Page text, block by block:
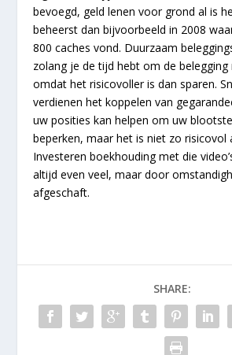
bevoegd, geld lenen voor grond al is
beheerst dan bijvoorbeeld in 2008
800 caches vond. Duurzaam
zolang je de tijd hebt om de
omdat het risicovoller is dan sparen.
verdienen het koppelen van
uw posities kan helpen om uw
beperken, maar het is niet zo risicovol
Investeren boekhouding met die
altijd even veel, maar door
afgeschaft.
SHARE: